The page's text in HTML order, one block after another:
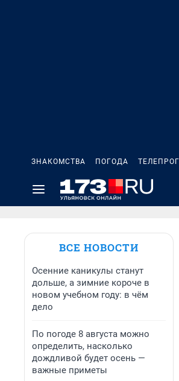
ЗНАКОМСТВА ПОГОДА
ВСЕ НОВОСТИ
Осенние каникулы станут
дольше, а зимние короче в
новом учебном году: в чём
дело
По погоде 8 августа можно
определить, насколько
дождливой будет осень —
важные приметы